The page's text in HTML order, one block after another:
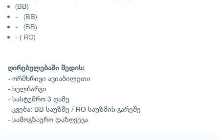
(BB)
- (BB)
- (BB)
- ( RO)
ღირებულებაში შედის:
- ორმხრივი ავიაბილეთი
- ხელბარგი
- სასტუმრო 3 ღამე
- კვება: BB საუზმე / RO საუზმის გარეშე
- სამოგზაურო დაზღვევა